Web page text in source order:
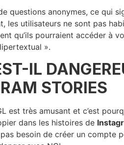
questions anonymes, ce qui
les utilisateurs ne sont pas
qu’ils pourraient accéder à
».
IL
STORIES
est très amusant et c’est
dans les histoires de
pas besoin de créer un